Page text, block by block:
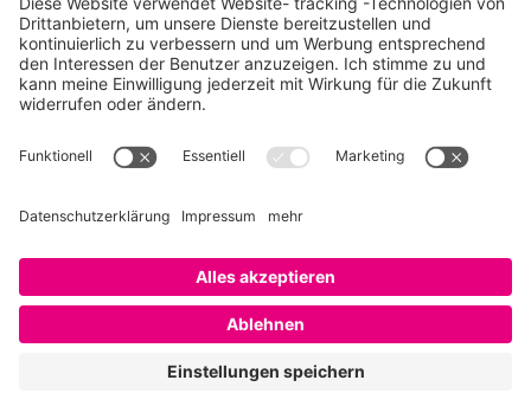
Über SAATKORN
SAATKORN ist der Blog von Gero Hesse. Seit 2009 schreibt
er über die Themen Employer Branding,